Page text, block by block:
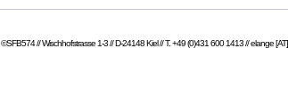
©SFB574 // Wischhofstrasse 1-3 // D-24148 Kiel // T. +49 (0)431 600 1413 // elange